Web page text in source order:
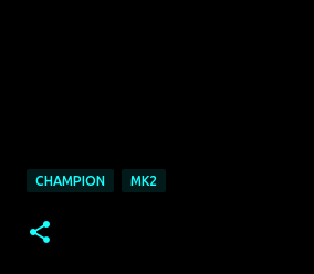
CHAMPION MK2